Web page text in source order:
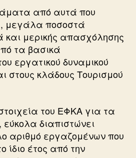
από αυτά που
μεγάλα ποσοστά
μερικής απασχόλησης
τα βασικά
εργατικού δυναμικού
στους κλάδους Τουρισμού
του ΕΦΚΑ για τα
εύκολα διαπιστώνει
αριθμό εργαζομένων που
έτος από την